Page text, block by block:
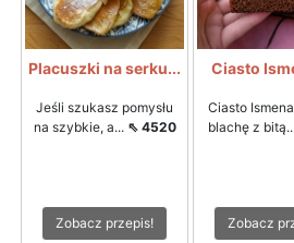
Placuszki na serku...
Jeśli szukasz pomysłu
na szybkie, a... ⇖ 4520
Zobacz przepis!
Ciasto
Ciasto
blachę z bitą...
Zobacz